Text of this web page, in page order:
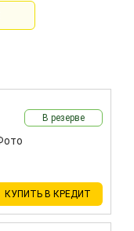
В резерве
КУПИТЬ В КРЕДИТ